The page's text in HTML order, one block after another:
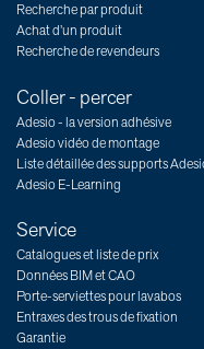
Recherche par produit
Achat d’un produit
Recherche de revendeurs
Coller - percer
Adesio - la version adhésive
Adesio vidéo de montage
Liste détaillée des supports
Adesio E-Learning
Service
Catalogues et liste de prix
Données BIM et CAO
Porte-serviettes pour lavabos
Entraxes des trous de fixation
Garantie